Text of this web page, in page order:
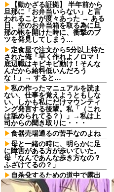
【動かざる証拠】 半年前から
旦那に「お弁当いらない」と言
われることが度々あった → ある
日、空のお弁当箱を取る為に旦
那の鞄を開けた時に、衝撃のブ
ツを発見してしまう…
定食屋で注文から5分以上待た
された俺「早く作れよノロマ！
底辺職はキビキビ動け！そんな
んだから給料低いんだろう
な！」→ すると…
私の作ったマニュアルを読ま
ない、仕事を覚えようともしな
い、しかも私にだけマウンティ
ング発言する後輩。私「（これ
は舐められてる？）」→私は上
司からの聞き取りに・・・
食器売場通るの苦手なのよね
母と一緒の時に、明らかに足
に障害がある方が歩いていた。
母「なんであんな歩き方なの？
ふざけてるの？」
自杀殳するための道中で露出
狂に出会った。自分でもよく分
からないけどソイツの腕をしっ